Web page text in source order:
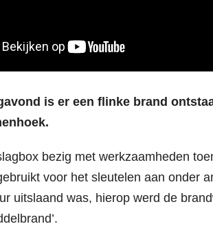
is er een flinke brand
bezig met werkzaamheden
voor het sleutelen aan onder
uitslaand was, hierop werd de